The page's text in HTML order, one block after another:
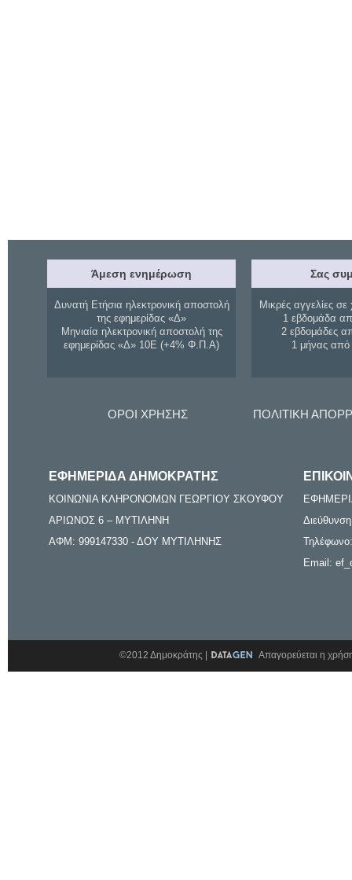
Άμεση ενημέρωση
Δυνατή Ετήσια ηλεκτρονική αποστολή
της εφημερίδας «Δ»
Μηνιαία ηλεκτρονική αποστολή της
εφημερίδας «Δ» 10Ε (+4% Φ.Π.Α)
Σας
Μικρές αγγελίες σε
1 εβδομάδα
2 εβδομάδες
1 μήνας
ΟΡΟΙ ΧΡΗΣΗΣ ΠΟΛΙΤΙΚΗ
ΕΦΗΜΕΡΙΔΑ ΔΗΜΟΚΡΑΤΗΣ
ΚΟΙΝΩΝΙΑ ΚΛΗΡΟΝΟΜΩΝ ΓΕΩΡΓΙΟΥ ΣΚΟΥΦΟΥ
ΑΡΙΩΝΟΣ 6 – ΜΥΤΙΛΗΝΗ
ΑΦΜ: 999147330 - ΔΟΥ ΜΥΤΙΛΗΝΗΣ
Email:
©2012 Δημοκράτης | Απαγορεύεται η